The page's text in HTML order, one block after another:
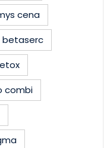
cena
betaserc
combi